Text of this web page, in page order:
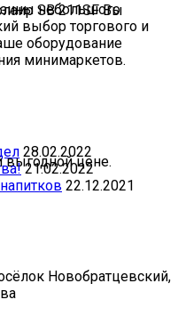
небольшого
выбор торгового и
оборудование
минимаркетов.
28.02.2022
21.02.2022
22.12.2021
Новобратцевский,